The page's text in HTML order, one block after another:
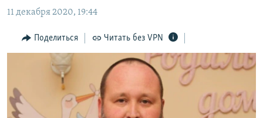
Вернутся
поиску
ИНТЕРАКТИВ
ИНФОГРАФИКА
ТЕЛЕПРОЕКТ КРЫМ.РЕАЛИИ
СОВЕТЫ ПРАВОЗАЩИТНИКОВ
ПРОПАВШИЕ БЕЗ ВЕСТИ
РАДІО СВОБОДА
КАК ОБОЙТИ БЛОКИРОВКУ
Українською
Qırımtatar
11 декабря 2020, 19:44
Поделиться Читать без VPN